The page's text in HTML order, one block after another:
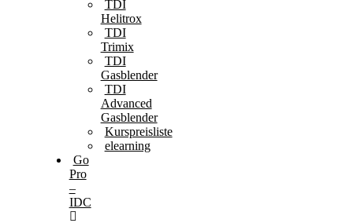
TDI
Helitrox
TDI
Trimix
TDI
Gasblender
TDI
Advanced
Gasblender
Kurspreisliste
elearning
Go
Pro
–
IDC